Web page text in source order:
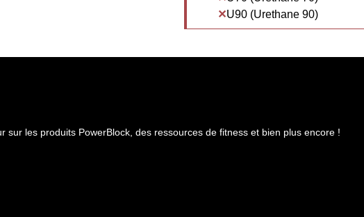
U90 (Urethane 90)
sur les produits PowerBlock, des ressources de fitness et bien plus encore !